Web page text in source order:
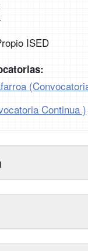
ISED
Continua )